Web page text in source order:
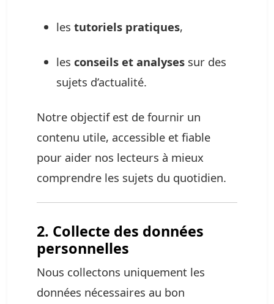
les tutoriels pratiques,
les conseils et analyses sur des
sujets d’actualité.
Notre objectif est de fournir un
contenu utile, accessible et fiable
pour aider nos lecteurs à mieux
comprendre les sujets du quotidien.
2. Collecte des données
personnelles
Nous collectons uniquement les
données nécessaires au bon